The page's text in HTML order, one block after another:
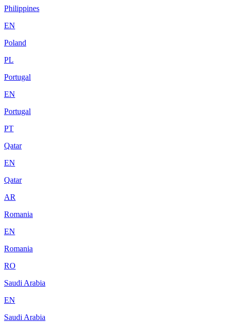
Philippines
EN
Poland
PL
Portugal
EN
Portugal
PT
Qatar
EN
Qatar
AR
Romania
EN
Romania
RO
Saudi Arabia
EN
Saudi Arabia